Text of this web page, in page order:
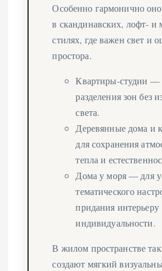
Особенно гармонично
в скандинавских, лофт- и
стилях, где важен свет и
простора.
Квартиры-студии —
разделения зон без
света.
Деревянные дома и
для сохранения
тепла и
Дома у моря — для
тематического
придания интерьеру
индивидуальности.
В жилом пространстве
создают мягкий